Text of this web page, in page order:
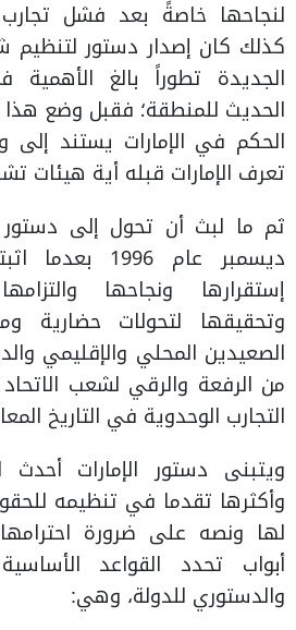
لنجاحها خاصةً بعد فشل
كذلك كان إصدار دستور لتنظيم
الجديدة تطوراً بالغ الأهمية
الحديث للمنطقة؛ فقبل وضع
الحكم في الإمارات يستند إلى
تعرف الإمارات قبله أية هيئات
ثم ما لبث أن تحول إلى
ديسمبر عام
إستقرارها ونجاحها
وتحقيقها لتحولات حضارية
الصعيدين المحلي والإقليمي
من الرفعة والرقي لشعب
التجارب الوحدوية في التاريخ
ويتبنى دستور الإمارات أحدث
وأكثرها تقدما في تنظيمه
لها ونصه على ضرورة
أبواب تحدد القواعد
والدستوري للدولة، وهي: